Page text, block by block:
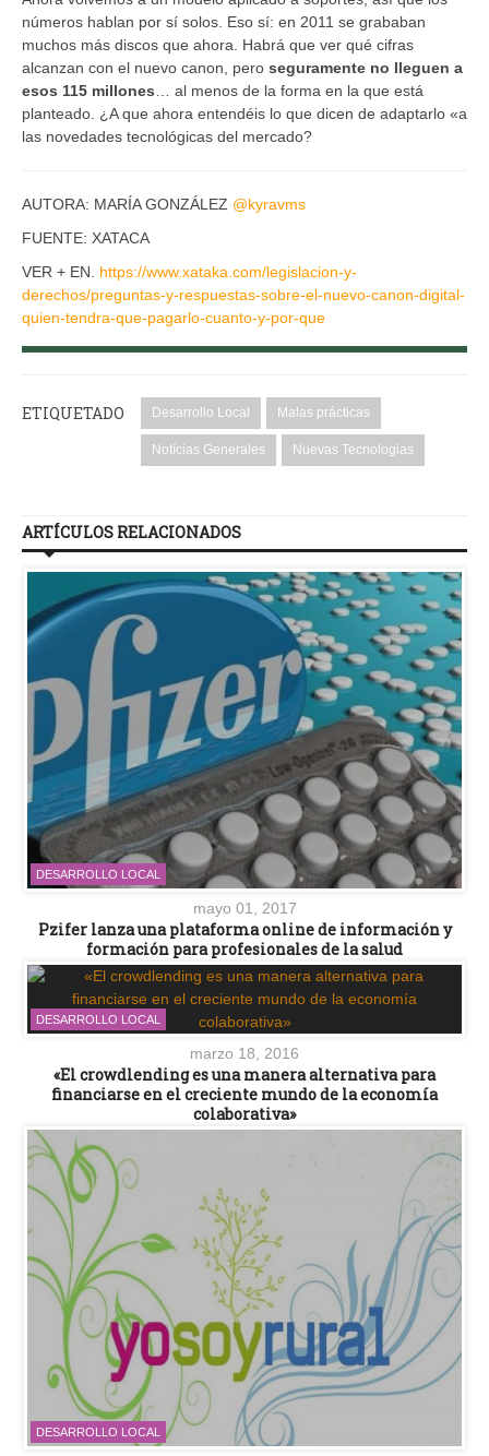
números hablan por sí solos. Eso sí: en 2011 se grababan
muchos más discos que ahora. Habrá que ver qué cifras
alcanzan con el nuevo canon, pero seguramente no lleguen a
esos 115 millones … al menos de la forma en la que está
planteado. ¿A que ahora entendéis lo que dicen de adaptarlo «a
las novedades tecnológicas del mercado?
AUTORA: MARÍA GONZÁLEZ @kyravms
FUENTE: XATACA
VER + EN. https://www.xataka.com/legislacion-y-
derechos/preguntas-y-respuestas-sobre-el-nuevo-canon-digital-
quien-tendra-que-pagarlo-cuanto-y-por-que
ETIQUETADO Desarrollo Local Malas prácticas
Notícias Generales Nuevas Tecnologias
ARTÍCULOS RELACIONADOS
DESARROLLO LOCAL
mayo 01, 2017
Pzifer lanza una plataforma online de información y
formación para profesionales de la salud
DESARROLLO LOCAL
marzo 18, 2016
«El crowdlending es una manera alternativa para
financiarse en el creciente mundo de la economía
colaborativa»
DESARROLLO LOCAL